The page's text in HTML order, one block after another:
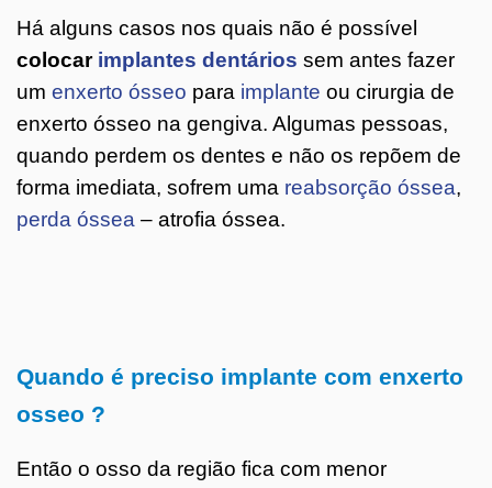
Há alguns casos nos quais não é possível
colocar implantes dentários sem antes fazer
um enxerto ósseo para implante ou cirurgia de
enxerto ósseo na gengiva. Algumas pessoas,
quando perdem os dentes e não os repõem de
forma imediata, sofrem uma reabsorção óssea,
perda óssea – atrofia óssea.
Quando é preciso implante com enxerto
osseo ?
Então o osso da região fica com menor